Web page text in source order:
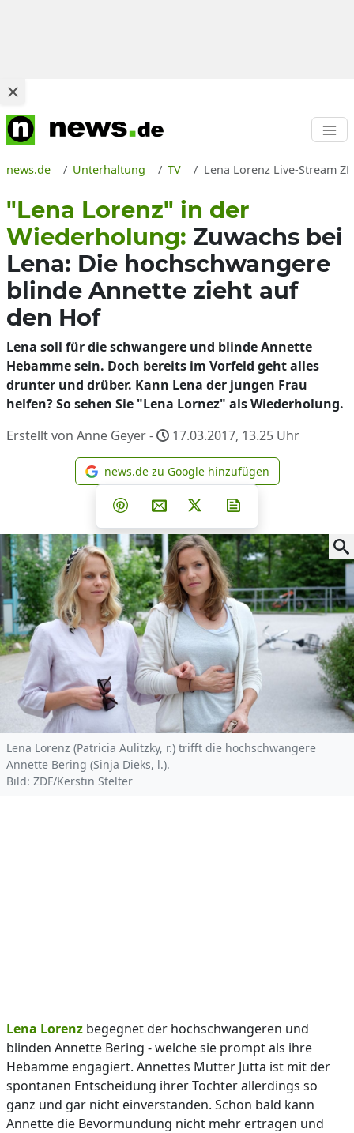
news.de Unterhaltung TV Lena Lorenz Live-Stream
"Lena Lorenz" in der
Wiederholung: Zuwachs bei
Lena: Die hochschwangere
blinde Annette zieht auf
den Hof
Lena soll für die schwangere und blinde Annette
Hebamme sein. Doch bereits im Vorfeld geht alles
drunter und drüber. Kann Lena der jungen Frau
helfen? So sehen Sie "Lena Lornez" als Wiederholung.
Erstellt von Anne Geyer -
17.03.2017, 13.25 Uhr
news.de zu Google
news.de zu Google hinzufügen
Teilen auf Facebook
Teilen auf Whatsapp
Teilen auf Telegram
Teilen auf Pinterest
Per E-Mail teilen
Post auf X
Lena Lorenz (Patricia Aulitzky, r.) trifft die hochschwangere
Annette Bering (Sinja Dieks, l.).
Bild: ZDF/Kerstin Stelter
Lena Lorenz begegnet der hochschwangeren und
blinden Annette Bering - welche sie prompt als ihre
Hebamme engagiert. Annettes Mutter Jutta ist mit der
spontanen Entscheidung ihrer Tochter allerdings so
ganz und gar nicht einverstanden. Schon bald kann
Annette die Bevormundung nicht mehr ertragen und